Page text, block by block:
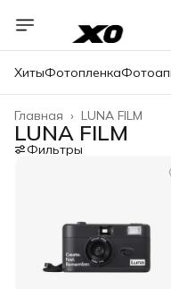
ХитыФотопленка
LUNA FILM
Главная ›
LUNA FILM
Фильтры